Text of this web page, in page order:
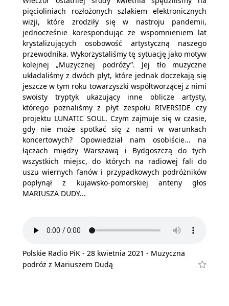
pięcioliniach rozłożonych szlakiem elektronicznych
wizji, które zrodziły się w nastroju pandemii,
jednocześnie korespondując ze wspomnieniem lat
krystalizujących osobowość artystyczną naszego
przewodnika. Wykorzystaliśmy tę sytuację jako motyw
kolejnej „Muzycznej podróży”. Jej tło muzyczne
układaliśmy z dwóch płyt, które jednak doczekają się
jeszcze w tym roku towarzyszki współtworzącej z nimi
swoisty tryptyk ukazujący inne oblicze artysty,
którego poznaliśmy z płyt zespołu RIVERSIDE czy
projektu LUNATIC SOUL. Czym zajmuje się w czasie,
gdy nie może spotkać się z nami w warunkach
koncertowych? Opowiedział nam osobiście... na
łączach między Warszawą i Bydgoszczą do tych
wszystkich miejsc, do których na radiowej fali do
uszu wiernych fanów i przypadkowych podróżników
popłynął z kujawsko-pomorskiej anteny głos
MARIUSZA DUDY...
Polskie Radio PiK - 28 kwietnia 2021 - Muzyczna
podróż z Mariuszem Dudą